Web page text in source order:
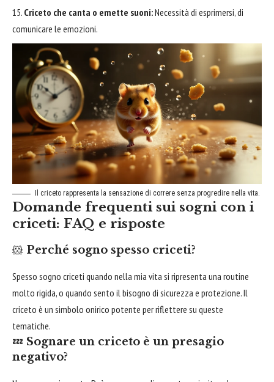
Criceto che canta o emette suoni:Necessità di esprimersi, di
comunicare le emozioni.
Il criceto rappresenta la sensazione di correre senza progredire nella vita.
Domande frequenti sui sogni con i
criceti: FAQ e risposte
🐹 Perché sogno spesso criceti?
Spesso sogno criceti quando nella mia vita si ripresenta una routine
molto rigida, o quando sento il bisogno di sicurezza e protezione. Il
criceto è un simbolo onirico potente per riflettere su queste
tematiche.
💤 Sognare un criceto è un presagio
negativo?